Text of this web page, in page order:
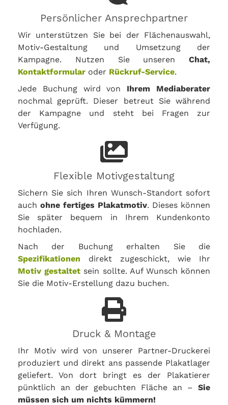
Persönlicher Ansprechpartner
Wir unterstützen Sie bei der Flächenauswahl,
Motiv-Gestaltung und Umsetzung der
Kampagne. Nutzen Sie unseren Chat,
Kontaktformular oder Rückruf-Service.
Jede Buchung wird von Ihrem Mediaberater
nochmal geprüft. Dieser betreut Sie während
der Kampagne und steht bei Fragen zur
Verfügung.
Flexible Motivgestaltung
Sichern Sie sich Ihren Wunsch-Standort sofort
auch ohne fertiges Plakatmotiv. Dieses können
Sie später bequem in Ihrem Kundenkonto
hochladen.
Nach der Buchung erhalten Sie die
Spezifikationen direkt zugeschickt, wie Ihr
Motiv gestaltet sein sollte. Auf Wunsch können
Sie die Motiv-Erstellung dazu buchen.
Druck & Montage
Ihr Motiv wird von unserer Partner-Druckerei
produziert und direkt ans passende Plakatlager
geliefert. Von dort bringt es der Plakatierer
pünktlich an der gebuchten Fläche an – Sie
müssen sich um nichts kümmern!